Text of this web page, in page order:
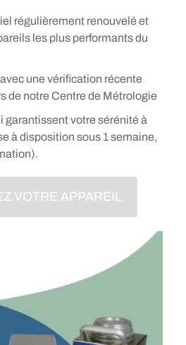
régulièrement renouvelé et
les plus performants du
une vérification récente
de notre Centre de Métrologie
garantissent votre sérénité à
à disposition sous 1 semaine,
VOTRE APPAREIL